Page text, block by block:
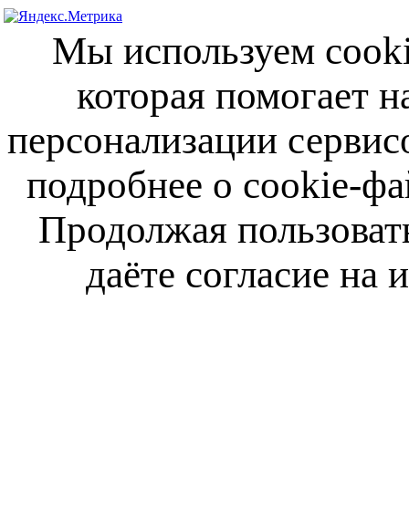
Мы используем
которая помогает
персонализации
подробнее о cookie-
Продолжая
даёте согласие